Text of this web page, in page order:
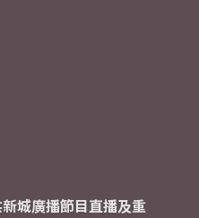
城廣播節目直播及重